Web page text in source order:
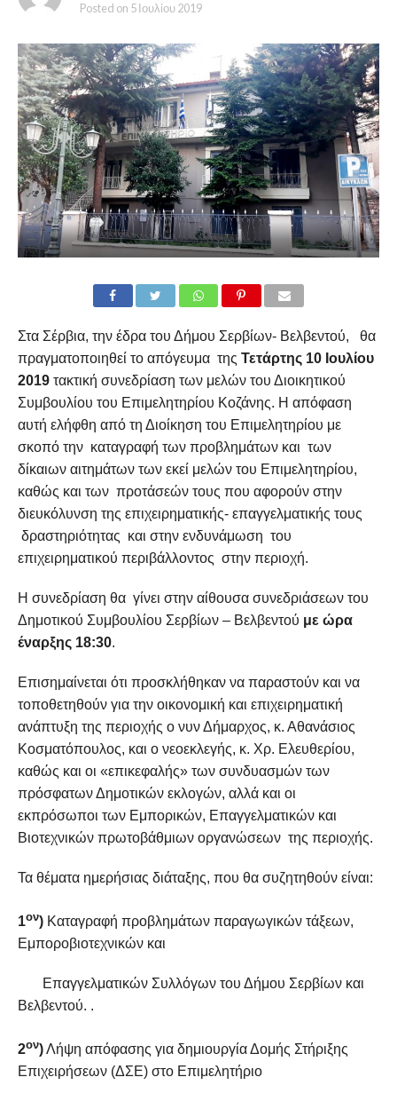
Posted on 5 Ιουλίου 2019
Στα Σέρβια, την έδρα του Δήμου Σερβίων- Βελβεντού, θα
πραγματοποιηθεί το απόγευμα της Τετάρτης 10 Ιουλίου
2019τακτική συνεδρίαση των μελών του Διοικητικού
Συμβουλίου του Επιμελητηρίου Κοζάνης. Η απόφαση
αυτή ελήφθη από τη Διοίκηση του Επιμελητηρίου με
σκοπό την καταγραφή των προβλημάτων και των
δίκαιων αιτημάτων των εκεί μελών του Επιμελητηρίου,
καθώς και των προτάσεών τους που αφορούν στην
διευκόλυνση της επιχειρηματικής- επαγγελματικής τους
δραστηριότητας και στην ενδυνάμωση του
επιχειρηματικού περιβάλλοντος στην περιοχή.
Η συνεδρίαση θα γίνει στην αίθουσα συνεδριάσεων του
Δημοτικού Συμβουλίου Σερβίων – Βελβεντού με ώρα
έναρξης 18:30.
Επισημαίνεται ότι προσκλήθηκαν να παραστούν και να
τοποθετηθούν για την οικονομική και επιχειρηματική
ανάπτυξη της περιοχής ο νυν Δήμαρχος, κ. Αθανάσιος
Κοσματόπουλος, και ο νεοεκλεγής, κ. Χρ. Ελευθερίου,
καθώς και οι «επικεφαλής» των συνδυασμών των
πρόσφατων Δημοτικών εκλογών, αλλά και οι
εκπρόσωποι των Εμπορικών, Επαγγελματικών και
Βιοτεχνικών πρωτοβάθμιων οργανώσεων της περιοχής.
Τα θέματα ημερήσιας διάταξης, που θα συζητηθούν είναι:
1ον)Καταγραφή προβλημάτων παραγωγικών τάξεων,
Εμποροβιοτεχνικών και
Επαγγελματικών Συλλόγων του Δήμου Σερβίων και
Βελβεντού. .
2ον)Λήψη απόφασης για δημιουργία Δομής Στήριξης
Επιχειρήσεων (ΔΣΕ) στο Επιμελητήριο